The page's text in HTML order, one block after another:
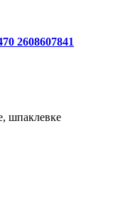
2608607841
шпаклевке